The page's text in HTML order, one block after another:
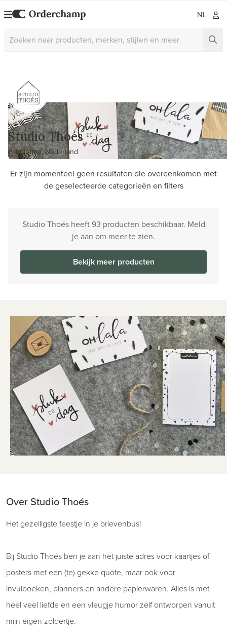
NL
Studio Thoés
Panningen, Nederland
Er zijn momenteel geen resultaten die overeenkomen met
de geselecteerde categorieën en filters
Studio Thoés heeft 93 producten beschikbaar. Meld
je aan om meer te zien.
Bekijk meer producten
Over Studio Thoés
Het gezelligste feestje in je brievenbus!
Bij Studio Thoés ben je aan het juiste adres voor kaartjes of
posters met een (te) gekke quote, maar ook voor
invulboeken, planners en andere papierwaren. Alles is met
heel veel liefde en een vleugje humor zelf ontworpen vanuit
mijn eigen zoldertje.